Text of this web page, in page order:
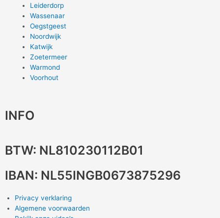
Leiderdorp
Wassenaar
Oegstgeest
Noordwijk
Katwijk
Zoetermeer
Warmond
Voorhout
INFO
BTW: NL810230112B01
IBAN: NL55INGB0673875296
Privacy verklaring
Algemene voorwaarden